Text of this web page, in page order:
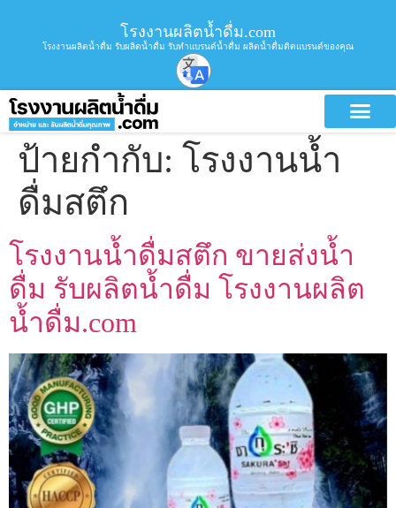
โรงงานผลิตน้ำดื่ม.com
โรงงานผลิตน้ำดื่ม รับผลิตน้ำดื่ม รับทำแบรนด์น้ำดื่ม ผลิตน้ำดื่มติดแบรนด์ของคุณ
ป้ายกำกับ: โรงงานน้ำ
ดื่มสตึก
โรงงานน้ำดื่มสตึก ขายส่งน้ำ
ดื่ม รับผลิตน้ำดื่ม โรงงานผลิต
น้ำดื่ม.com